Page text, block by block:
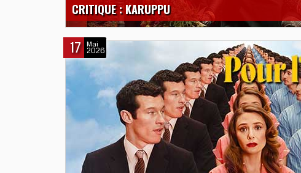
CRITIQUE : KARUPPU
17 Mai
2026